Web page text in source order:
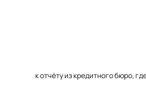
к отчёту из кредитного бюро,